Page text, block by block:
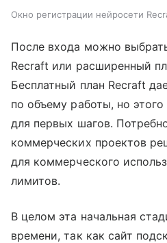
Окно регистрации нейросети
После входа можно
Recraft или расширенный
Бесплатный план Recraft
по объему работы, но этого
для первых шагов.
коммерческих проектов
для коммерческого
лимитов.
В целом эта начальная
времени, так как сайт